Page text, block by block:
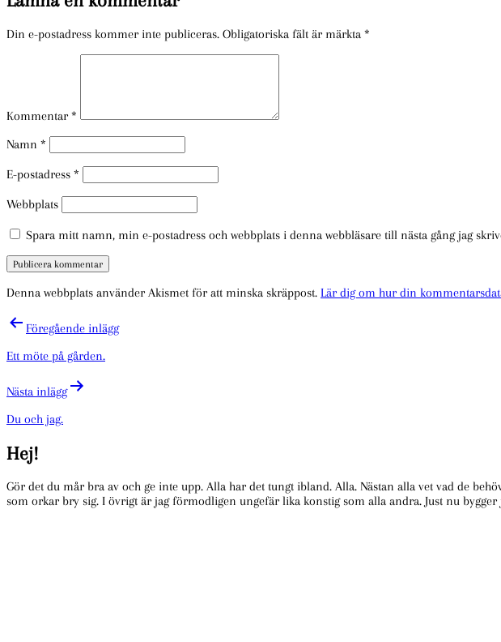
Din e-postadress kommer inte publiceras. Obligatoriska fält är märkta *
Kommentar *
Namn *
E-postadress *
Webbplats
Spara mitt namn, min e-postadress och webbplats i denna webbläsare till nästa gång jag
Denna webbplats använder Akismet för att minska skräppost. Lär dig om hur din
Inläggsnavigering
Föregående inlägg
Ett möte på gården.
Nästa inlägg
Du och jag.
Hej!
Gör det du mår bra av och ge inte upp. Alla har det tungt ibland. Alla. Nästan alla vet vad de
som orkar bry sig. I övrigt är jag förmodligen ungefär lika konstig som alla andra. Just nu